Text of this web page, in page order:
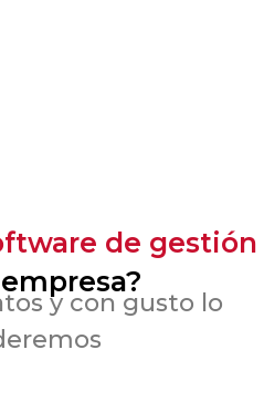
de gestión
y con gusto lo